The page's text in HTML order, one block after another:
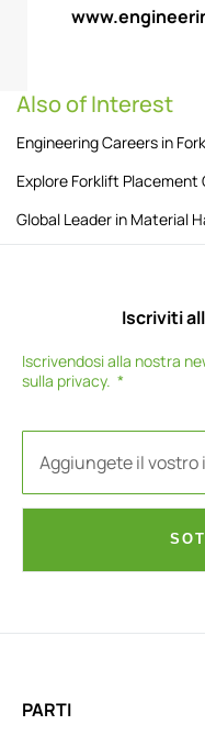
Also of Interest
Engineering Careers in
Explore Forklift
Global Leader in Material
Iscriviti
Iscrivendosi alla nostra
sulla privacy.
PARTI